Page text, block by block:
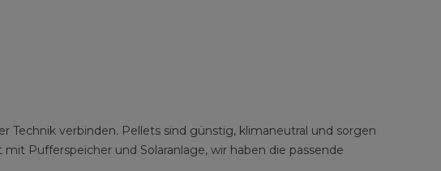
verbinden. Pellets sind günstig, klimaneutral und sorgen
Pufferspeicher und Solaranlage, wir haben die passende